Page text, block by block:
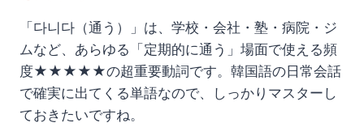
「다니다（通う）」は、学校・会社・塾・病院・ジ
ムなど、あらゆる「定期的に通う」場面で使える頻
度★★★★★の超重要動詞です。韓国語の日常会話
で確実に出てくる単語なので、しっかりマスターし
ておきたいですね。